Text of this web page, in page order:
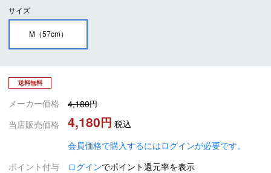
サイズ
M（57cm）
送料無料
メーカー価格
4,180
当店販売価格
4,180
税込
会員価格で購入するにはログインが必要です。
ポイント付与
ログインでポイント還元率を表示